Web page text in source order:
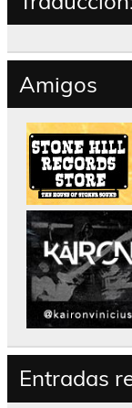
Amigos
Entradas